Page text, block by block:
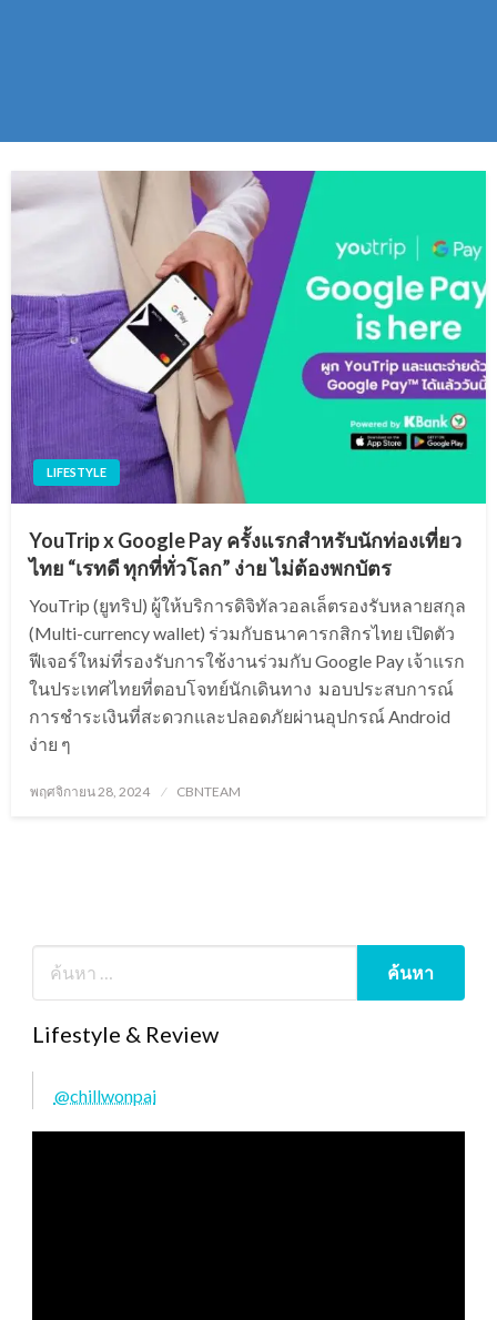
LIFESTYLE
YouTrip x Google Pay ครั้งแรกสำหรับนักท่องเที่ยว
ไทย “เรทดี ทุกที่ทั่วโลก” ง่าย ไม่ต้องพกบัตร
YouTrip (ยูทริป) ผู้ให้บริการดิจิทัลวอลเล็ตรองรับหลายสกุล
(Multi-currency wallet) ร่วมกับธนาคารกสิกรไทย เปิดตัว
ฟีเจอร์ใหม่ที่รองรับการใช้งานร่วมกับ Google Pay เจ้าแรก
ในประเทศไทยที่ตอบโจทย์นักเดินทาง มอบประสบการณ์
การชำระเงินที่สะดวกและปลอดภัยผ่านอุปกรณ์ Android
ง่าย ๆ
Posted
พฤศจิกายน 28, 2024 CBNTEAM
Lifestyle & Review
@chillwonpai